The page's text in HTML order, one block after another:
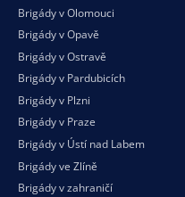
Brigády v Olomouci
Brigády v Opavě
Brigády v Ostravě
Brigády v Pardubicích
Brigády v Plzni
Brigády v Praze
Brigády v Ústí nad Labem
Brigády ve Zlíně
Brigády v zahraničí